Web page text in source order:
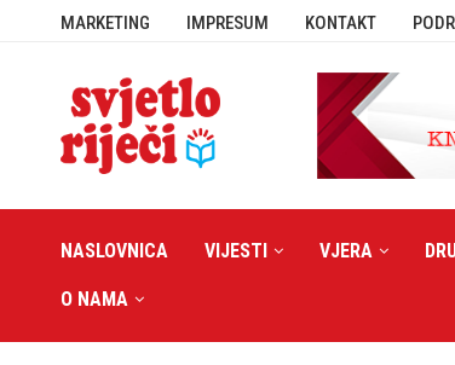
MARKETING IMPRESUM KONTAKT
NASLOVNICA VIJESTI VJERA
O NAMA